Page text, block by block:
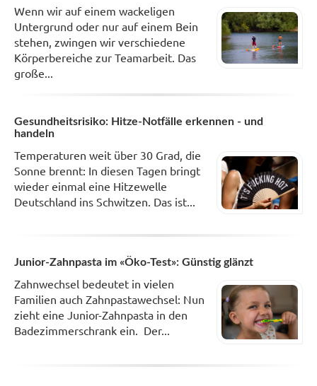
Wenn wir auf einem wackeligen
Untergrund oder nur auf einem Bein
stehen, zwingen wir verschiedene
Körperbereiche zur Teamarbeit. Das
große...
Gesundheitsrisiko: Hitze-Notfälle erkennen - und
handeln
Temperaturen weit über 30 Grad, die
Sonne brennt: In diesen Tagen bringt
wieder einmal eine Hitzewelle
Deutschland ins Schwitzen. Das ist...
Junior-Zahnpasta im «Öko-Test»: Günstig glänzt
Zahnwechsel bedeutet in vielen
Familien auch Zahnpastawechsel: Nun
zieht eine Junior-Zahnpasta in den
Badezimmerschrank ein. Der...